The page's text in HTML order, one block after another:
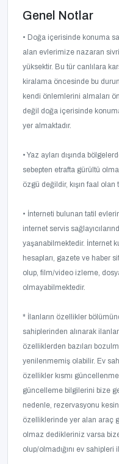
Genel Notlar
• Doğa içerisinde konuma
alan evlerimize nazaran
yüksektir. Bu tür canlılara
kiralama öncesinde bu
kendi önlemlerini almaları
değil doğa içerisinde
yer almaktadır.
• Yaz ayları dışında
sebepten etrafta gürültü
özgü değildir, kışın faal
• İnterneti bulunan tatil
internet servis
yaşanabilmektedir. İnternet
hesapları, gazete ve haber
olup, film/video izleme,
olmayabilmektedir.
* İlanların özellikler
sahiplerinden alınarak
özelliklerden bazıları
yenilenmemiş olabilir. Ev
özellikler kısmı
güncelleme bilgilerini bize
nedenle, rezervasyonu
özelliklerinde yer alan araç
olmaz dedikleriniz varsa
olup/olmadığını ev